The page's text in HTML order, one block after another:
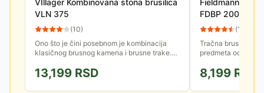
VIllager Kombinovana stona brusilica
VLN 375
(10)
Ono što je čini posebnom je kombinacija
klasičnog brusnog kamena i brusne trake.
vratu i uveličavajuće staklo...
13,199 RSD
Fieldmann
FDBP 200901-E
(12
Tračna brusilica je
predmeta od
brza već i laka.
8,199 RSD